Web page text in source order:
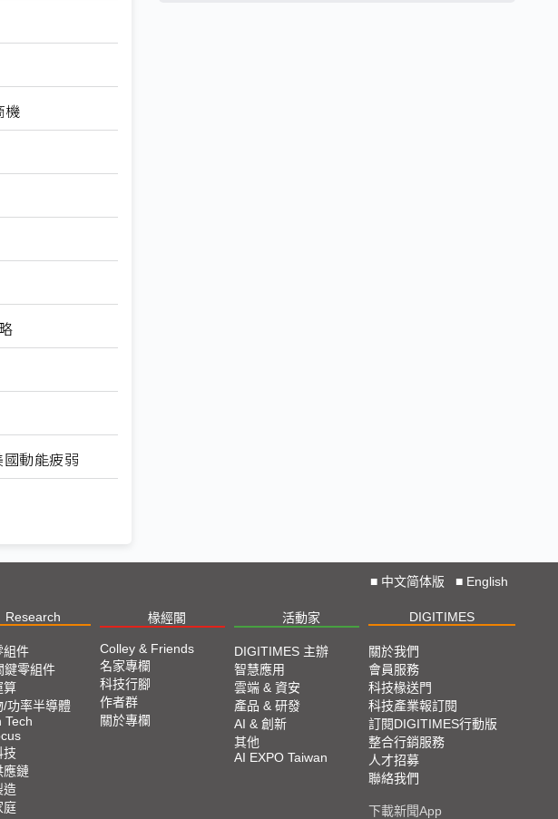
機
動能疲弱
■ 中文简体版 ■ English
Research 椽經閣 活動家 DIGITIMES
組件
鍵零組件
算
/功率半導體
Tech
技
應鏈
造
庭
Colley & Friends
名家專欄
科技行腳
作者群
關於專欄
DIGITIMES 主辦
智慧應用
雲端 & 資安
產品 & 研發
AI & 創新
其他
AI EXPO Taiwan
關於我們
會員服務
科技椽送門
科技產業報訂閱
訂閱DIGITIMES行動版
整合行銷服務
人才招募
聯絡我們
下載新聞App